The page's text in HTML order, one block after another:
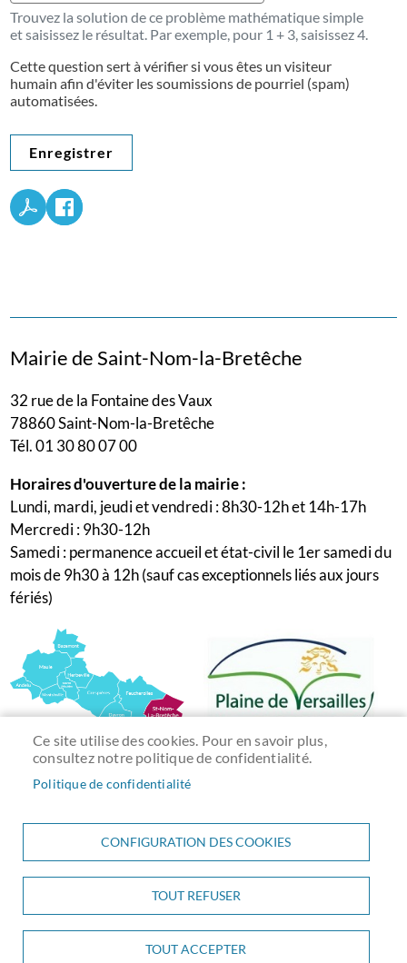
Trouvez la solution de ce problème mathématique simple
et saisissez le résultat. Par exemple, pour 1 + 3, saisissez 4.
Cette question sert à vérifier si vous êtes un visiteur
humain afin d'éviter les soumissions de pourriel (spam)
automatisées.
Enregistrer
Mairie de Saint-Nom-la-Bretêche
32 rue de la Fontaine des Vaux
78860 Saint-Nom-la-Bretêche
Tél. 01 30 80 07 00
Horaires d'ouverture de la mairie :
Lundi, mardi, jeudi et vendredi : 8h30-12h et 14h-17h
Mercredi : 9h30-12h
Samedi : permanence accueil et état-civil le 1er samedi du
mois de 9h30 à 12h (sauf cas exceptionnels liés aux jours
fériés)
Pied
PLAN DU SITE CONTACT MENTIONS LÉGALES
Ce site utilise des cookies. Pour en savoir plus,
consultez notre politique de confidentialité.
Politique de confidentialité
CONFIGURATION DES COOKIES
TOUT REFUSER
TOUT ACCEPTER